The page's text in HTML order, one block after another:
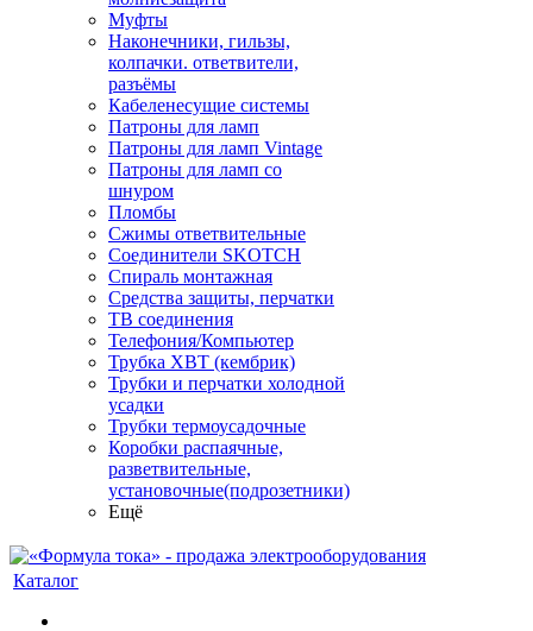
Муфты
Наконечники, гильзы,
колпачки. ответвители,
разъёмы
Кабеленесущие системы
Патроны для ламп
Патроны для ламп Vintage
Патроны для ламп со
шнуром
Пломбы
Сжимы ответвительные
Соединители SKOTCH
Спираль монтажная
Средства защиты, перчатки
ТВ соединения
Телефония/Компьютер
Трубка ХВТ (кембрик)
Трубки и перчатки холодной
усадки
Трубки термоусадочные
Коробки распаячные,
разветвительные,
установочные(подрозетники)
Ещё
Каталог